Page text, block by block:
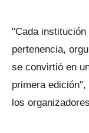
"Cada
pertenencia,
se convirtió en
primera
los